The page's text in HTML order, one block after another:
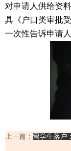
对申请人供给资
具《户口类审批
一次性告诉申请
上一篇： 留学生落户